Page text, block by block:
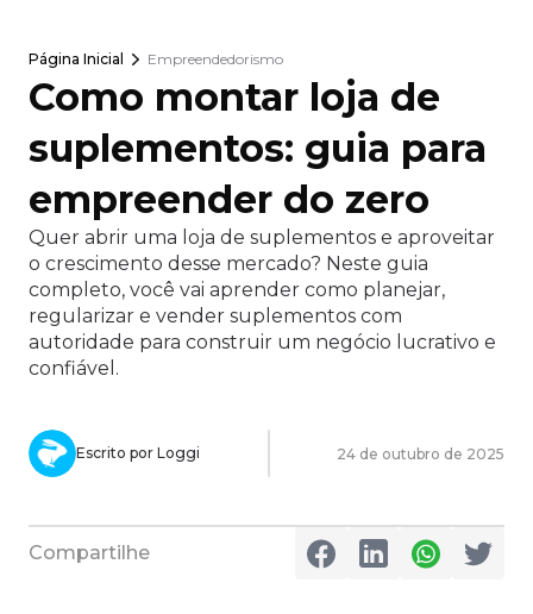
Página Inicial Empreendedorismo
Como montar loja de
suplementos: guia para
empreender do zero
Quer abrir uma loja de suplementos e aproveitar
o crescimento desse mercado? Neste guia
completo, você vai aprender como planejar,
regularizar e vender suplementos com
autoridade para construir um negócio lucrativo e
confiável.
Escrito por Loggi 24 de outubro de 2025
Compartilhe